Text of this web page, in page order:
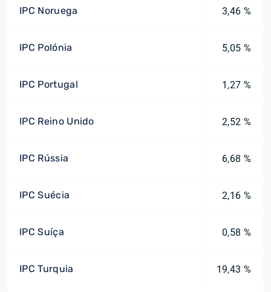
IPC Noruega 3,46 %
IPC Polónia 5,05 %
IPC Portugal 1,27 %
IPC Reino Unido 2,52 %
IPC Rússia 6,68 %
IPC Suécia 2,16 %
IPC Suíça 0,58 %
IPC Turquia 19,43 %